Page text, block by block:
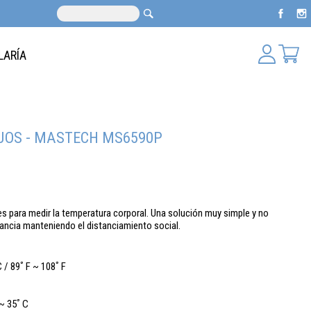
- MASTECH MS6590P
para medir la temperatura corporal. Una solución muy simple y no
manteniendo el distanciamiento social.
/ 89ﾟF ~ 108ﾟF
35ﾟC